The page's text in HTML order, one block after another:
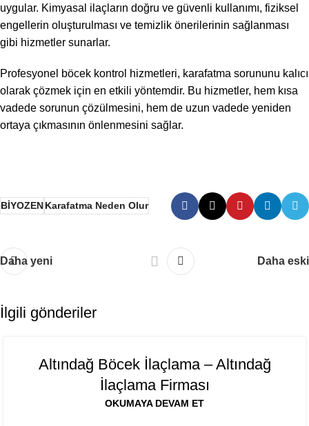
uygular. Kimyasal ilaçların doğru ve güvenli kullanımı, fiziksel
engellerin oluşturulması ve temizlik önerilerinin sağlanması
gibi hizmetler sunarlar.
Profesyonel böcek kontrol hizmetleri, karafatma sorununu kalıcı
olarak çözmek için en etkili yöntemdir. Bu hizmetler, hem kısa
vadede sorunun çözülmesini, hem de uzun vadede yeniden
ortaya çıkmasının önlenmesini sağlar.
BİYOZENKarafatma Neden Olur
Daha yeni Daha eski
İlgili gönderiler
Altındağ Böcek İlaçlama – Altındağ
İlaçlama Firması
OKUMAYA DEVAM ET